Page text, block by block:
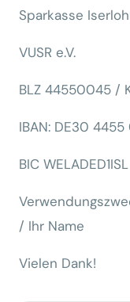
Sparkasse
VUSR e.V.
BLZ 44550045 /
IBAN: DE30
BIC WELADED1ISL
/ Ihr Name
Vielen Dank!